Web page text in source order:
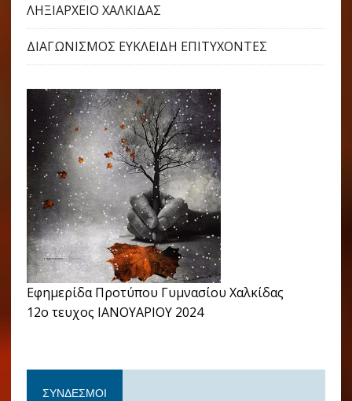
ΛΗΞΙΑΡΧΕΙΟ ΧΑΛΚΙΔΑΣ
ΔΙΑΓΩΝΙΣΜΟΣ ΕΥΚΛΕΙΔΗ ΕΠΙΤΥΧΟΝΤΕΣ
Εφημερίδα Προτύπου Γυμνασίου Χαλκίδας
12ο τευχος ΙΑΝΟΥΑΡΙΟΥ 2024
ΣΎΝΔΕΣΜΟΙ